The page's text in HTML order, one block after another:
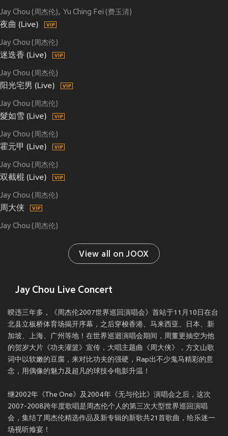
Jay Chou (周杰伦) Yu Ching Fei (费玉清)
夜曲 (Live)
Jay Chou (周杰伦)
迷迭香 (Live)
Jay Chou (周杰伦)
阳光宅男 (Live)
Jay Chou (周杰伦)
髮如雪 (Live)
Jay Chou (周杰伦)
霍元甲 (Live)
Jay Chou (周杰伦)
双截棍 (Live)
Jay Chou (周杰伦)
周大侠
Jay Chou (周杰伦)
View all on JOOX
Jay Chou Live Concert
暌违三年多，《周杰伦2007世界巡回演唱会》首站于11月10日在台
北县立板桥体育场揭开序幕，之后穿梭香港、马来西亚、日本、新
加坡、上海、广州等地！在世界巡迴演唱会期间，周董更抽空为他
的贺岁大片《功夫灌篮》宣传，大唱主题曲《周大侠》，方文山歌
词中以软嫩的豆腐，来对比功夫的强硬，Rap出不少鬼马精彩的意
念，用偶像的魅力及超凡的球技令电影升温！
继2002年《The One》及2004年《无与伦比》演唱会之后，这次
2007-2008跨年度歌唱是周杰伦个人的第三次大型世界巡回演唱
会，集结了周杰伦精选作品及新专辑的新歌共21首歌曲，给乐迷一
场视听飨宴！